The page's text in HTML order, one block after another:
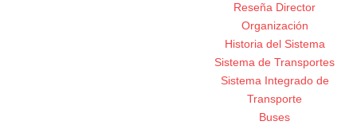
Reseña Director
Organización
Historia del Sistema
Sistema de Transportes
Sistema Integrado de
Transporte
Buses